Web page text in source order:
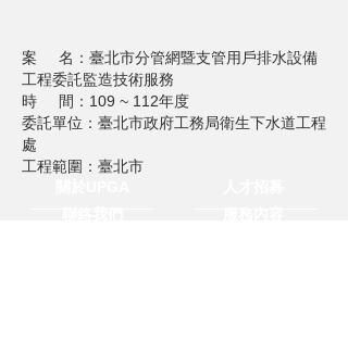
案 名：臺北市分管網暨支管用戶排水設備
工程委託監造技術服務
時 間：109 ~ 112年度
委託單位：臺北市政府工務局衛生下水道工程
處
工程範圍：臺北市